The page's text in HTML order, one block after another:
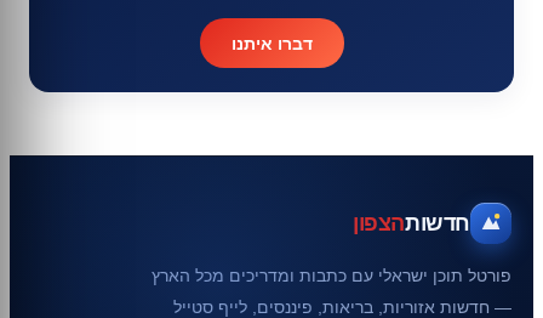
דברו איתנו
חדשותהצפון
פורטל תוכן ישראלי עם כתבות ומדריכים מכל הארץ
— חדשות אזוריות, בריאות, פיננסים, לייף סטייל